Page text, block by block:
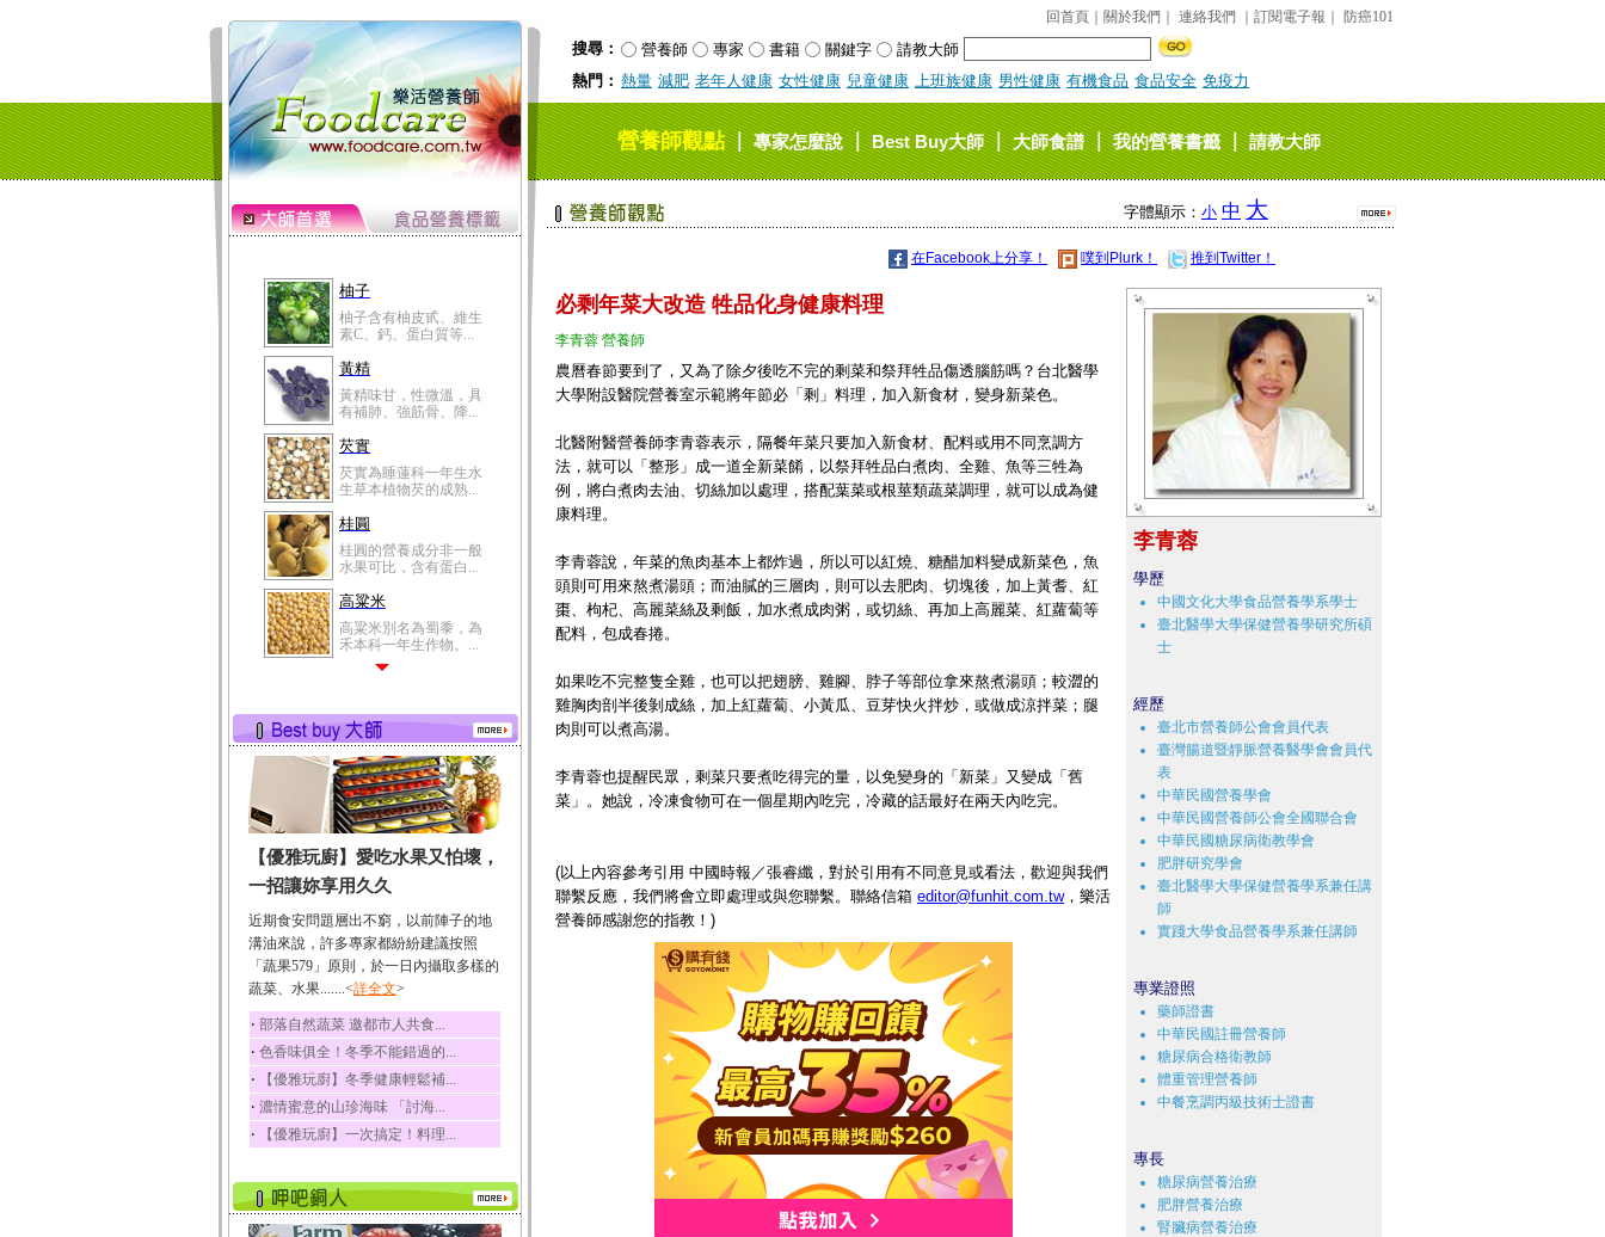
回首頁 關於我們 連絡我們 訂閱電子報 防癌101
搜尋： 營養師 專家 書籍 關鍵字
請教大師
熱門： 熱量 減肥 老年人健康 女性健康 兒童健康 上班族健康 男性健康 有機食品 食品安全 免疫力
營養師觀點｜專家怎麼說｜Best Buy大師｜大師食譜｜我的營養書籤｜請教大師
柚子
柚子含有柚皮甙、維生
素C、鈣、蛋白質等...
黃精
黃精味甘，性微溫，具
有補肺、強筋骨、降...
芡實
芡實為睡蓮科一年生水
生草本植物芡的成熟...
桂圓
桂圓的營養成分非一般
水果可比，含有蛋白...
高粱米
高粱米別名為蜀黍，為
禾本科一年生作物。...
有蛋白質、脂肪、磷...
鮪魚
鮪魚肚肉中的不飽和脂
肪酸內富含EPA和DH...
韭菜
韭菜所含的膳食纖維能
幫助消化與通便；揮...
冬瓜
冬瓜營養價值高，鈉含
量極低是水腫病人的...
豆豉
豆豉裡頭含有營養的蛋
白質、脂肪、鈣、磷...
榛果
榛果裡所含的營養素有
蛋白質、脂肪、醣類...
迷迭香
酸、迷迭香酸、植物...
咖啡
【優雅玩廚】愛吃水果又怕壞，
一招讓妳享用久久
近期食安問題層出不窮，以前陣子的地
溝油來說，許多專家都紛紛建議按照
「蔬果579」原則，於一日內攝取多樣的
蔬菜、水果.......<詳全文>
‧ 部落自然蔬菜 邀都市人共食...
‧ 色香味俱全！冬季不能錯過的...
‧ 【優雅玩廚】冬季健康輕鬆補...
‧ 濃情蜜意的山珍海味 「討海...
‧ 【優雅玩廚】一次搞定！料理...
字體顯示： 小 中 大
在Facebook上分享！ 噗到Plurk！ 推到Twitter！
必剩年菜大改造 牲品化身健康料理
李青蓉 營養師
農曆春節要到了，又為了除夕後吃不完的剩菜和祭拜牲品傷透腦筋嗎？台北醫學
大學附設醫院營養室示範將年節必「剩」料理，加入新食材，變身新菜色。
北醫附醫營養師李青蓉表示，隔餐年菜只要加入新食材、配料或用不同烹調方
法，就可以「整形」成一道全新菜餚，以祭拜牲品白煮肉、全雞、魚等三牲為
例，將白煮肉去油、切絲加以處理，搭配葉菜或根莖類蔬菜調理，就可以成為健
康料理。
李青蓉說，年菜的魚肉基本上都炸過，所以可以紅燒、糖醋加料變成新菜色，魚
頭則可用來熬煮湯頭；而油膩的三層肉，則可以去肥肉、切塊後，加上黃耆、紅
棗、枸杞、高麗菜絲及剩飯，加水煮成肉粥，或切絲、再加上高麗菜、紅蘿蔔等
配料，包成春捲。
如果吃不完整隻全雞，也可以把翅膀、雞腳、脖子等部位拿來熬煮湯頭；較澀的
雞胸肉剖半後剝成絲，加上紅蘿蔔、小黃瓜、豆芽快火拌炒，或做成涼拌菜；腿
肉則可以煮高湯。
李青蓉也提醒民眾，剩菜只要煮吃得完的量，以免變身的「新菜」又變成「舊
菜」。她說，冷凍食物可在一個星期內吃完，冷藏的話最好在兩天內吃完。
(以上內容參考引用 中國時報／張睿纖，對於引用有不同意見或看法，歡迎與我們
聯繫反應，我們將會立即處理或與您聯繫。聯絡信箱 editor@funhit.com.tw，樂活
營養師感謝您的指教！)
李青蓉
學歷
中國文化大學食品營養學系學士
臺北醫學大學保健營養學研究所碩
士
經歷
臺北市營養師公會會員代表
臺灣腸道暨靜脈營養醫學會會員代
表
中華民國營養學會
中華民國營養師公會全國聯合會
中華民國糖尿病衛教學會
肥胖研究學會
臺北醫學大學保健營養學系兼任講
師
實踐大學食品營養學系兼任講師
專業證照
藥師證書
中華民國註冊營養師
糖尿病合格衛教師
體重管理營養師
中餐烹調丙級技術士證書
專長
糖尿病營養治療
肥胖營養治療
腎臟病營養治療